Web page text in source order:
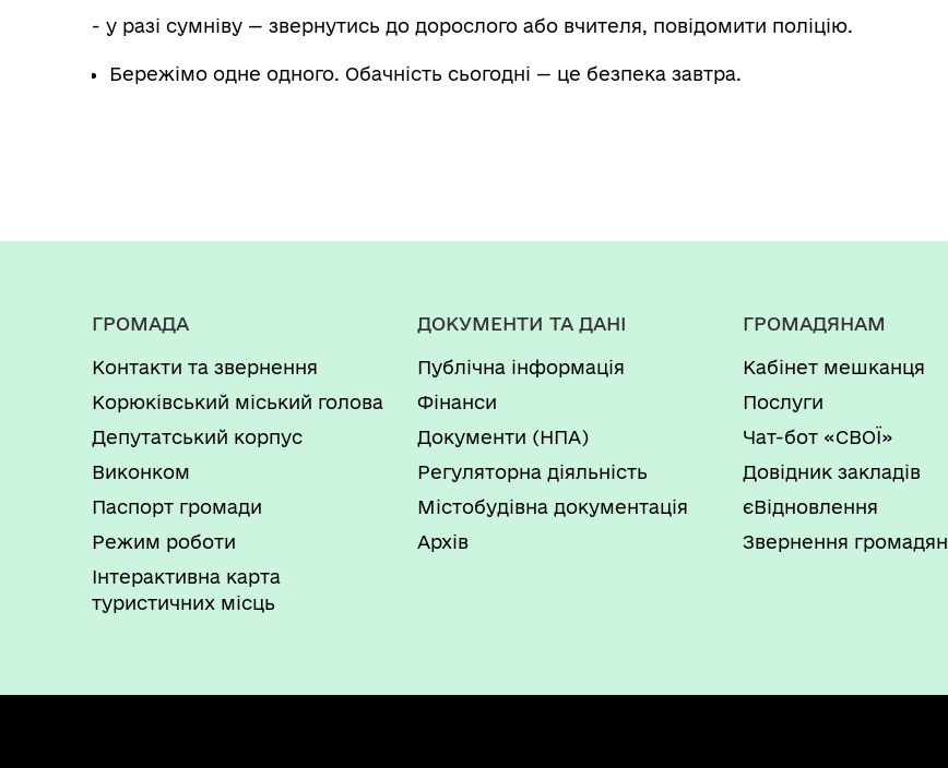
- у разі сумніву — звернутись до дорослого або вчителя, повідомити поліцію.
Бережімо одне одного. Обачність сьогодні — це безпека завтра.
ГРОМАДА
Контакти та звернення
Корюківський міський голова
Депутатський корпус
Виконком
Паспорт громади
Режим роботи
Інтерактивна карта
туристичних місць
ДОКУМЕНТИ ТА ДАНІ
Публічна інформація
Фінанси
Документи (НПА)
Регуляторна діяльність
Містобудівна документація
Архів
ГРОМАДЯНАМ
Кабінет мешканця
Послуги
Чат-бот «СВОЇ»
Довідник закладів
єВідновлення
Звернення громадян